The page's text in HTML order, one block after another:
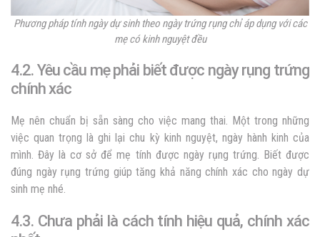
Phương pháp tính ngày dự sinh theo ngày trứng rụng chỉ áp dụng với các
mẹ có kinh nguyệt đều
4.2. Yêu cầu mẹ phải biết được ngày rụng trứng
chính xác
Mẹ nên chuẩn bị sẵn sàng cho việc mang thai. Một trong những
việc quan trọng là ghi lại chu kỳ kinh nguyệt, ngày hành kinh của
mình. Đây là cơ sở để mẹ tính được ngày rụng trứng. Biết được
đúng ngày rụng trứng giúp tăng khả năng chính xác cho ngày dự
sinh mẹ nhé.
4.3. Chưa phải là cách tính hiệu quả, chính xác